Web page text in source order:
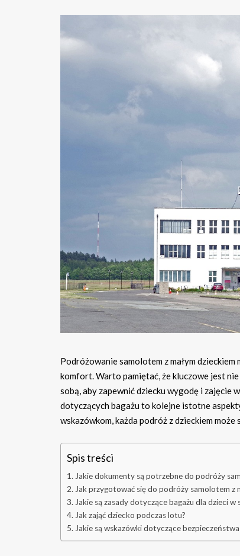
Podróżowanie samolotem z małym
komfort. Warto pamiętać, że kluczowe jest
sobą, aby zapewnić dziecku wygodę i zajęcie
dotyczących bagażu to kolejne istotne
wskazówkom, każda podróż z dzieckiem
Spis treści
Jakie dokumenty są potrzebne do podróży
Jak przygotować się do podróży samolotem z
Jakie są zasady dotyczące bagażu dla dzieci w
Jak zająć dziecko podczas lotu?
Jakie są wskazówki dotyczące